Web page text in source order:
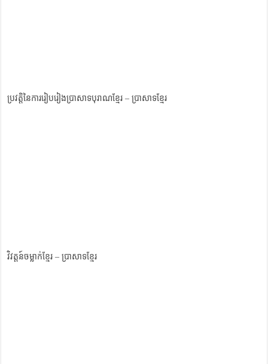
ប្រវត្តិនៃការរៀបរៀងប្រាសាទបុរាណខ្មែរ – ប្រាសាទខ្មែរ
វិវត្តន៍ចម្លាក់ខ្មែរ – ប្រាសាទខ្មែរ